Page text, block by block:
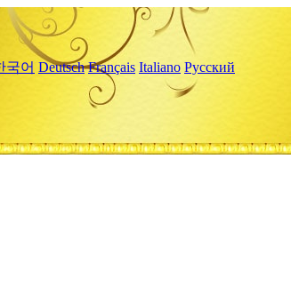
국어 Deutsch Français Italiano Русский